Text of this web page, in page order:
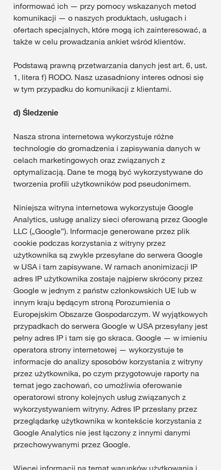
informować ich — przy pomocy wskazanych metod
komunikacji — o naszych produktach, usługach i
ofertach specjalnych, które mogą ich zainteresować, a
także w celu prowadzania ankiet wśród klientów.
Podstawą prawną przetwarzania danych jest art. 6, ust.
1, litera f) RODO. Nasz uzasadniony interes odnosi się
w tym przypadku do komunikacji z klientami.
d) Śledzenie
Nasza strona internetowa wykorzystuje różne
technologie do gromadzenia i zapisywania danych w
celach marketingowych oraz związanych z
optymalizacją. Dane te mogą być wykorzystywane do
tworzenia profili użytkowników pod pseudonimem.
Niniejsza witryna internetowa wykorzystuje Google
Analytics, usługę analizy sieci oferowaną przez Google
LLC („Google”). Informacje generowane przez plik
cookie podczas korzystania z witryny przez
użytkownika są zwykle przesyłane do serwera Google
w USA i tam zapisywane. W ramach anonimizacji IP
adres IP użytkownika zostaje najpierw skrócony przez
Google w jednym z państw członkowskich UE lub w
innym kraju będącym stroną Porozumienia o
Europejskim Obszarze Gospodarczym. W wyjątkowych
przypadkach do serwera Google w USA przesyłany jest
pełny adres IP i tam się go skraca. Google — w imieniu
operatora strony internetowej — wykorzystuje te
informacje do analizy sposobów korzystania z witryny
przez użytkownika, po czym przygotowuje raporty na
temat jego zachowań, co umożliwia oferowanie
operatorowi strony kolejnych usług związanych z
wykorzystywaniem witryny. Adres IP przesłany przez
przeglądarkę użytkownika w kontekście korzystania z
Google Analytics nie jest łączony z innymi danymi
przechowywanymi przez Google.
Więcej informacji na temat warunków użytkowania i